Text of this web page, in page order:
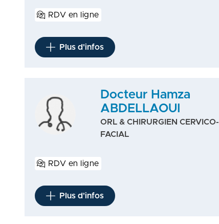
RDV en ligne
Plus d'infos
Docteur Hamza
ABDELLAOUI
ORL & CHIRURGIEN CERVICO-
FACIAL
RDV en ligne
Plus d'infos